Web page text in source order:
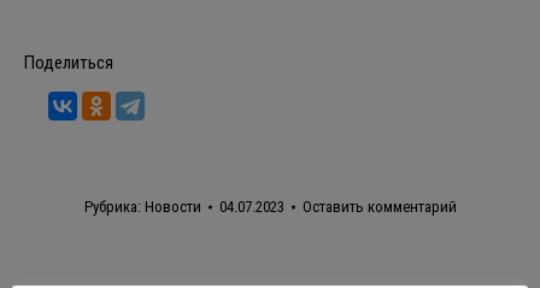
Поделиться
Рубрика: Новости 04.07.2023 Оставить комментарий